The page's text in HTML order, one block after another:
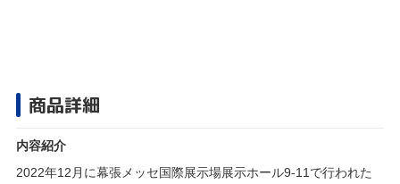
商品詳細
内容紹介
2022年12月に幕張メッセ国際展示場展示ホール9-11で行われた